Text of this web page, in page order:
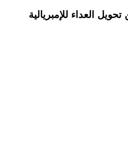
العداء للإمبريالية